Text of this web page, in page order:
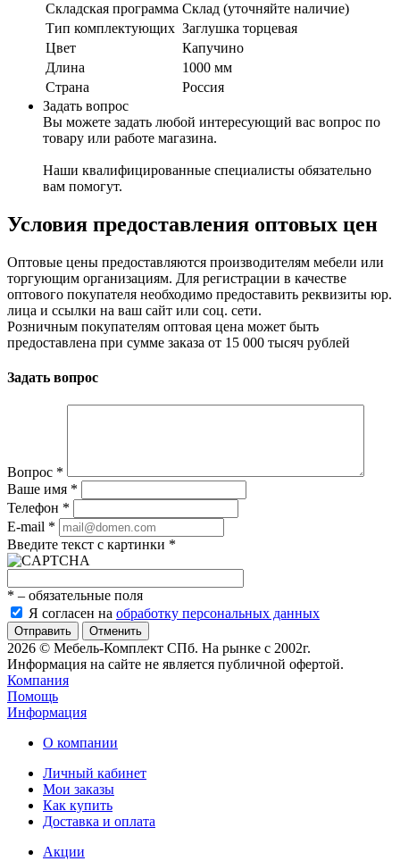
Складская программа Склад (уточняйте наличие)
Тип комплектующих Заглушка торцевая
Цвет
Капучино
Длина
1000 мм
Страна
Россия
Задать вопрос
Вы можете задать любой интересующий вас вопрос по
товару или работе магазина.
Наши квалифицированные специалисты обязательно
вам помогут.
Условия предоставления оптовых цен
Оптовые цены предоставляются производителям мебели или
торгующим организациям. Для регистрации в качестве
оптового покупателя необходимо предоставить реквизиты юр.
лица и ссылки на ваш сайт или соц. сети.
Розничным покупателям оптовая цена может быть
предоставлена при сумме заказа от 15 000 тысяч рублей
Задать вопрос
Вопрос *
Ваше имя *
Телефон *
E-mail *
Введите текст с картинки *
* – обязательные поля
Я согласен на обработку персональных данных
Отменить
2026 © Мебель-Комплект СПб. На рынке с 2002г.
Информация на сайте не является публичной офертой.
Компания
Помощь
Информация
О компании
Личный кабинет
Мои заказы
Как купить
Доставка и оплата
Акции